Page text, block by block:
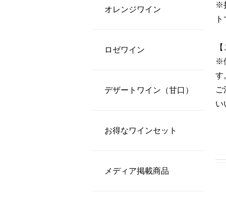
オレンジワイン
ロゼワイン
デザートワイン（甘口）
お得なワインセット
メディア掲載商品
※
※
す
ご
い